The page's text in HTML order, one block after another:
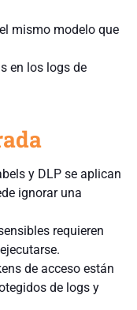
mismo modelo que
en los logs de
y DLP se aplican
ignorar una
requieren
de acceso están
de logs y